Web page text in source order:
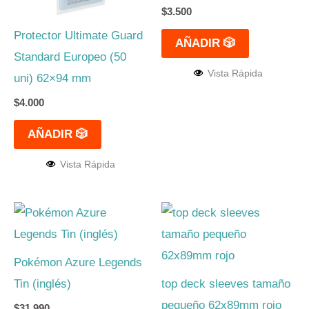
Protector Ultimate Guard
Standard Europeo (50
uni) 62×94 mm
$4.000
AÑADIR 🎲
Vista Rápida
$3.500
AÑADIR 🎲
Vista Rápida
Pokémon Azure Legends
Tin (inglés)
producto
tiene
top deck sleeves tamaño
pequeño 62x89mm rojo